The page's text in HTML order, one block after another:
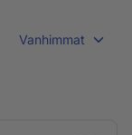
Vanhimmat